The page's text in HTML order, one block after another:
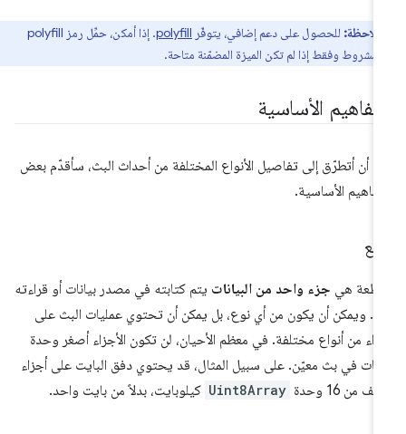
ملاحظة:للحصول على دعم إضافي، يتوفّرpolyfill
. إذا أمكن، حمِّل رمز polyfill
مشروط وفقط إذا لم تكن الميزة المضمّنة متاحة.
الأساسية
أن أتطرّق إلى تفاصيل الأنواع المختلفة من أحداث البث، سأقدّم بعض
الأساسية.
هي جزء واحد من البياناتيتم كتابته في مصدر بيانات أو قراءته
ويمكن أن يكون من أي نوع، بل يمكن أن تحتوي عمليات البث على
من أنواع مختلفة. في معظم الأحيان، لن تكون الأجزاء أصغر وحدة
في بث معيّن. على سبيل المثال، قد يحتوي دفق البايت على أجزاء
من 16 وحدة
Uint8Array كيلوبايت، بدلاً من بايت واحد.